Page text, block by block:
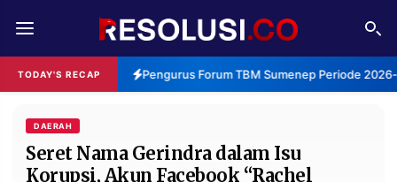
TODAY'S RECAP Pengurus Forum TBM Sumenep Periode
REDAKSI TENTANG
RESOLUSI IKLAN
RUBRIKASI
DAERAH
Seret Nama Gerindra dalam Isu
Korupsi, Akun Facebook “Rachel